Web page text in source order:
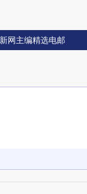
网主编精选电邮